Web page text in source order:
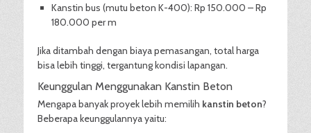
Kanstin bus (mutu beton K-400): Rp 150.000 – Rp
180.000 per m
Jika ditambah dengan biaya pemasangan, total harga
bisa lebih tinggi, tergantung kondisi lapangan.
Keunggulan Menggunakan Kanstin Beton
Mengapa banyak proyek lebih memilih kanstin beton?
Beberapa keunggulannya yaitu: